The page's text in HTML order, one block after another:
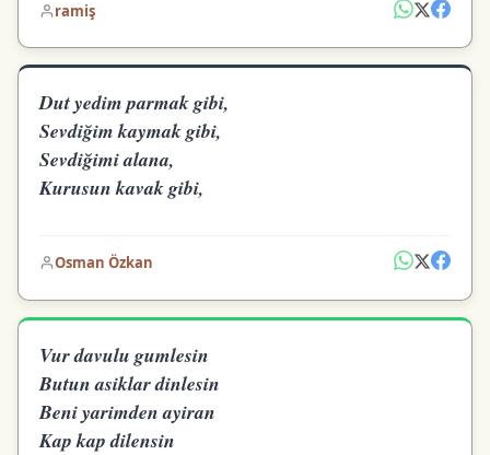
ramiş
Dut yedim parmak gibi,
Sevdiğim kaymak gibi,
Sevdiğimi alana,
Kurusun kavak gibi,
Osman Özkan
Vur davulu gumlesin
Butun asiklar dinlesin
Beni yarimden ayiran
Kap kap dilensin